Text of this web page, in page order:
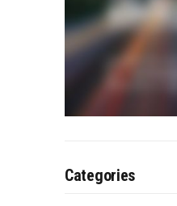
Categories